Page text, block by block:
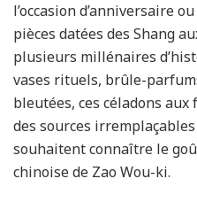
l’occasion d’anniversaire
pièces datées des Shang
plusieurs millénaires
vases rituels, brûle-
bleutées, ces céladons
des sources
souhaitent connaître le
chinoise de Zao Wou-ki.